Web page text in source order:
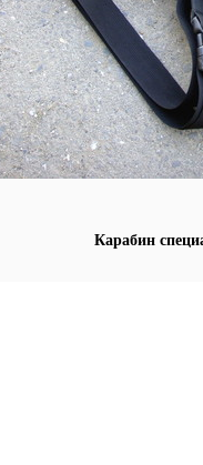
Карабин